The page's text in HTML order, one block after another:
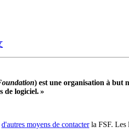
) est une organisation à but
de logiciel. »
d'autres moyens de contacterla FSF. Les